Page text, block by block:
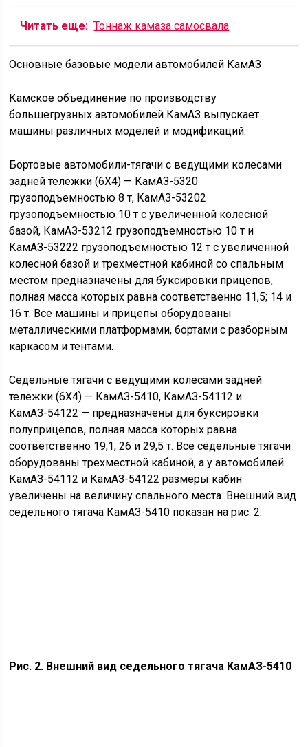
Читать еще: Тоннаж камаза самосвала
Основные базовые модели автомобилей КамАЗ
Камское объединение по производству
большегрузных автомобилей КамАЗ выпускает
машины различных моделей и модификаций:
Бортовые автомобили-тягачи с ведущими колесами
задней тележки (6X4) — КамАЗ-5320
грузоподъемностью 8 т, КамАЗ-53202
грузоподъемностью 10 т с увеличенной колесной
базой, КамАЗ-53212 грузоподъемностью 10 т и
КамАЗ-53222 грузоподъемностью 12 т с увеличенной
колесной базой и трехместной кабиной со спальным
местом предназначены для буксировки прицепов,
полная масса которых равна соответственно 11,5; 14 и
16 т. Все машины и прицепы оборудованы
металлическими платформами, бортами с разборным
каркасом и тентами.
Седельные тягачи с ведущими колесами задней
тележки (6Х4) — КамАЗ-5410, КамАЗ-54112 и
КамАЗ-54122 — предназначены для буксировки
полуприцепов, полная масса которых равна
соответственно 19,1; 26 и 29,5 т. Все седельные тягачи
оборудованы трехместной кабиной, а у автомобилей
КамАЗ-54112 и КамАЗ-54122 размеры кабин
увеличены на величину спального места. Внешний вид
седельного тягача КамАЗ-5410 показан на рис. 2.
Рис. 2. Внешний вид седельного тягача КамАЗ-5410